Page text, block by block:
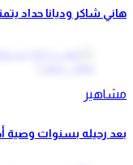
هاني شاكر وديانا حداد
مشاهير
بعد رحيله بسنوات وصية